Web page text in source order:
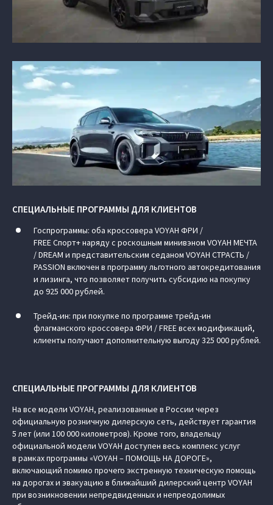
СПЕЦИАЛЬНЫЕ ПРОГРАММЫ ДЛЯ КЛИЕНТОВ
Госпрограммы: оба кроссовера VOYAH ФРИ /
FREE Спорт+ наряду с роскошным минивэном VOYAH МЕЧТА
/ DREAM и представительским седаном VOYAH СТРАСТЬ /
PASSION включен в программу льготного автокредитования
и лизинга, что позволяет получить субсидию на покупку
до 925 000 рублей.
Трейд-ин: при покупке по программе трейд-ин
флагманского кроссовера ФРИ / FREE всех модификаций,
клиенты получают дополнительную выгоду 325 000 рублей.
СПЕЦИАЛЬНЫЕ ПРОГРАММЫ ДЛЯ КЛИЕНТОВ
На все модели VOYAH, реализованные в России через
официальную розничную дилерскую сеть, действует гарантия
5 лет (или 100 000 километров). Кроме того, владельцу
официальной модели VOYAH доступен весь комплекс услуг
в рамках программы «VOYAH – ПОМОЩЬ НА ДОРОГЕ»,
включающий помимо прочего экстренную техническую помощь
на дорогах и эвакуацию в ближайший дилерский центр VOYAH
при возникновении непредвиденных и непреодолимых